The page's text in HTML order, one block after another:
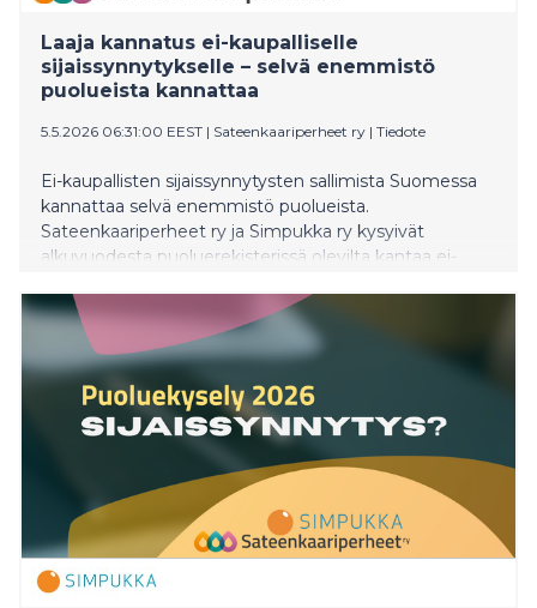
Laaja kannatus ei-kaupalliselle
sijaissynnytykselle – selvä enemmistö
puolueista kannattaa
5.5.2026 06:31:00 EEST | Sateenkaariperheet ry | Tiedote
Ei-kaupallisten sijaissynnytysten sallimista Suomessa
kannattaa selvä enemmistö puolueista.
Sateenkaariperheet ry ja Simpukka ry kysyivät
alkuvuodesta puoluerekisterissä olevilta kantaa ei-
Ulkomaille sijaissynnytysjärjestelyihin lähtemiseen
liittyy monia riskejä. Kotimainen lainsäädäntö turvaisi
kaikkien osapuolien aseman.